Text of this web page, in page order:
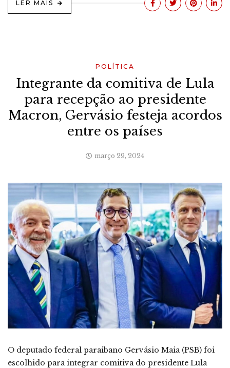
LER MAIS
POLÍTICA
Integrante da comitiva de Lula
para recepção ao presidente
Macron, Gervásio festeja acordos
entre os países
março 29, 2024
O deputado federal paraibano Gervásio Maia (PSB) foi
escolhido para integrar comitiva do presidente Lula